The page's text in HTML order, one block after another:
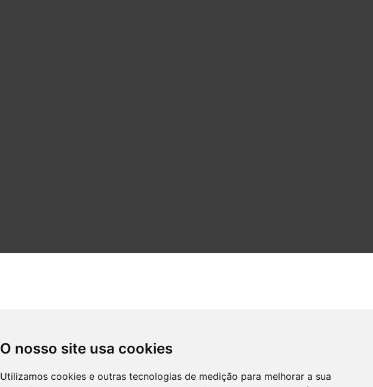
O nosso site usa cookies
Utilizamos cookies e outras tecnologias de medição para melhorar a sua